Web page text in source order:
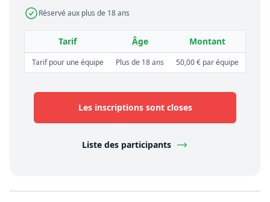
Réservé aux plus de 18 ans
Tarif Âge Montant
Tarif pour une équipe Plus de 18 ans 50,00 € par équipe
Les inscriptions sont closes
Liste des participants